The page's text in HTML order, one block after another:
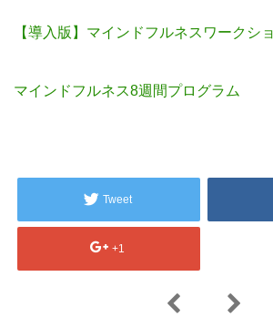
【導入版】マインドフルネスワークシ
マインドフルネス8週間プログラム
Tweet
+1